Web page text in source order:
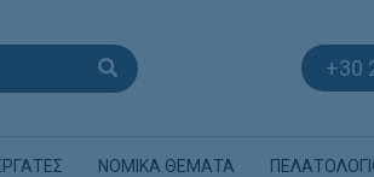
+30
ΝΟΜΙΚΑ ΘΕΜΑΤΑ